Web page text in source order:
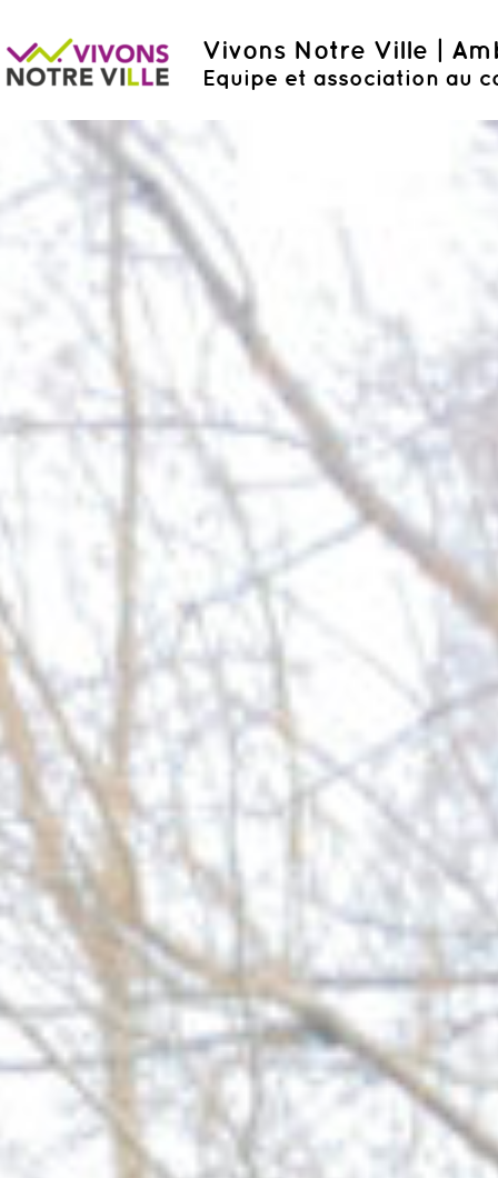
Vivons Notre Ville |
Equipe et association au